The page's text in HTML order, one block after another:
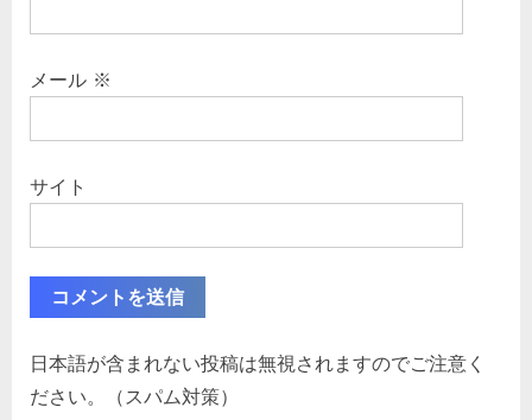
メール ※
サイト
日本語が含まれない投稿は無視されますのでご注意く
ださい。（スパム対策）